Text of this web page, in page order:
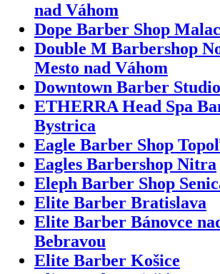
nad Váhom
Dope Barber Shop
Double M Barbershop
Mesto nad Váhom
Downtown Barber
ETHERRA Head Spa
Bystrica
Eagle Barber Shop
Eagles Barbershop Nitra
Eleph Barber Shop
Elite Barber Bratislava
Elite Barber Bánovce
Bebravou
Elite Barber Košice